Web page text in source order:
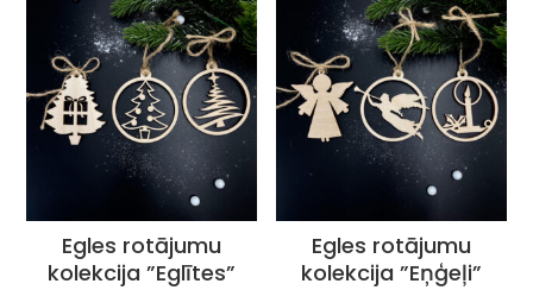
Egles rotājumu
kolekcija ”Eglītes”
Egles rotājumu
kolekcija ”Eņģeļi”